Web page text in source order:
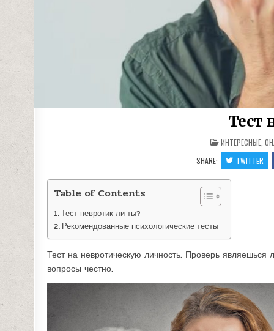
Тест
POSTED
IN
ИНТЕРЕСНЫЕ,
SHARE:
TWITTER
Table of Contents
Тест невротик ли ты?
Рекомендованные психологические тесты
Тест на невротическую личность. Проверь являешься
вопросы честно.